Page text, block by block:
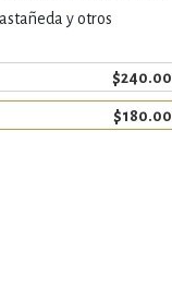
y otros
$240.00
$180.00